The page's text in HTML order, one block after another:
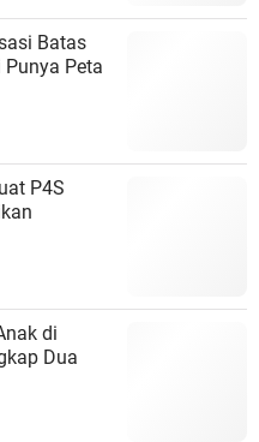
Batas
Peta
P4S
di
Dua